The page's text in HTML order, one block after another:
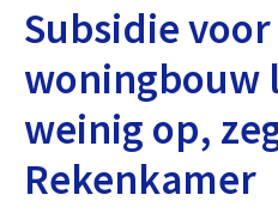
Subsidie voor
woningbouw
weinig op,
Rekenkamer